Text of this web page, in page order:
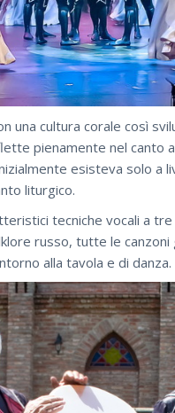
una cultura corale così
pienamente nel canto
esisteva solo a
liturgico.
tecniche vocali a
russo, tutte le
alla tavola e di danza.